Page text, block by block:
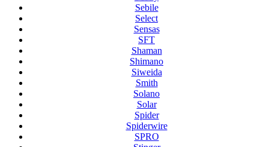
Sebile
Select
Sensas
SFT
Shaman
Shimano
Siweida
Smith
Solano
Solar
Spider
Spiderwire
SPRO